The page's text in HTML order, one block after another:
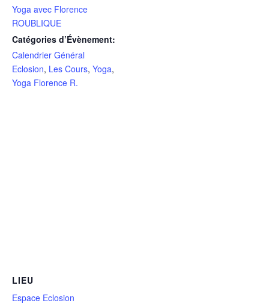
Yoga avec Florence
ROUBLIQUE
Catégories d’Évènement:
Calendrier Général
Eclosion, Les Cours, Yoga,
Yoga Florence R.
LIEU
Espace Eclosion